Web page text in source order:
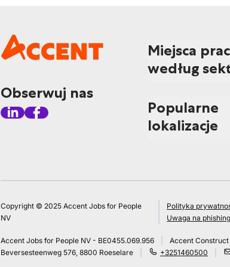
Obserwuj nas
Miejsca
według
Popularne
lokalizacje
Copyright © 2025 Accent Jobs for People
NV
Polityka
Uwaga na phishing
Accent Jobs for People NV - BE0455.069.956 Accent Construct
Beversesteenweg 576, 8800 Roeselare
+3251460500